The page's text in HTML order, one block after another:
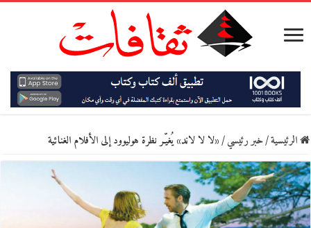
الرئيسية/خبر رئيسي/«لا لا لاند» يُغيّـر نظرة هوليوود إلى الأفلام الغنائية